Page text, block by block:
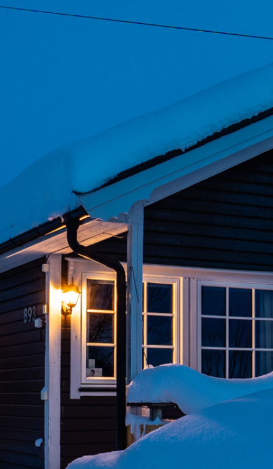
Book aktivitet
Kontakt